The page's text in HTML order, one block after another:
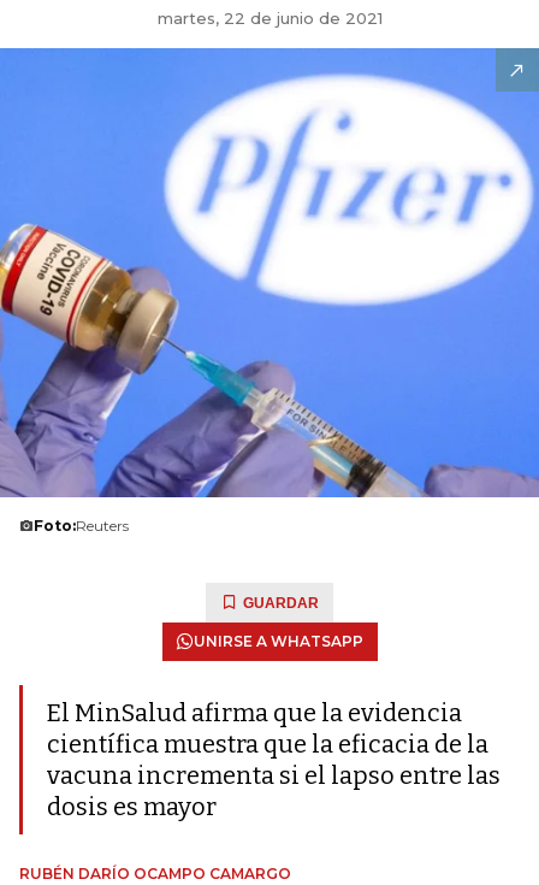
martes, 22 de junio de 2021
Foto:Reuters
GUARDAR
UNIRSE A WHATSAPP
El MinSalud afirma que la evidencia
científica muestra que la eficacia de la
vacuna incrementa si el lapso entre las
dosis es mayor
RUBÉN DARÍO OCAMPO CAMARGO